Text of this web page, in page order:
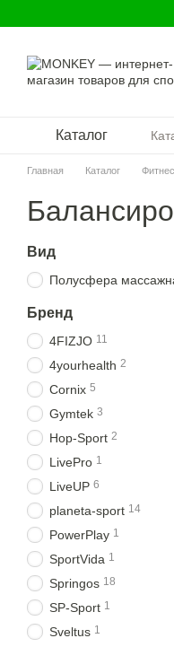
Каталог
Главная Каталог
Вид
Полусфера
Бренд
4FIZJO 11
4yourhealth 2
Cornix 5
Gymtek 3
Hop-Sport 2
LivePro 1
LiveUP 6
planeta-sport 14
PowerPlay 1
SportVida 1
Springos 18
SP-Sport 1
Sveltus 1